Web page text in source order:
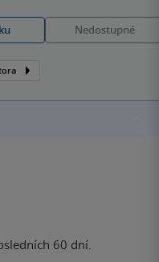
Nedostupné
60 dní.